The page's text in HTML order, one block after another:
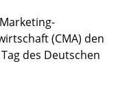
(CMA) den
des Deutschen